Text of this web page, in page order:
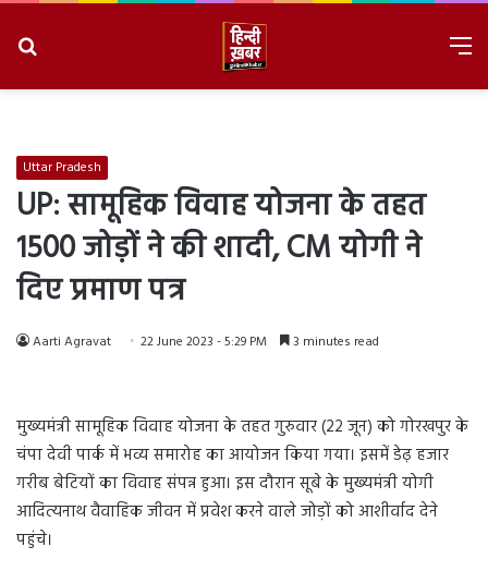
Uttar Pradesh
UP: सामूहिक विवाह योजना के तहत
1500 जोड़ों ने की शादी, CM योगी ने
दिए प्रमाण पत्र
Aarti Agravat 22 June 2023 - 5:29 PM 3 minutes read
मुख्यमंत्री सामूहिक विवाह योजना के तहत गुरुवार (22 जून) को गोरखपुर के
चंपा देवी पार्क में भव्य समारोह का आयोजन किया गया। इसमें डेढ़ हजार
गरीब बेटियों का विवाह संपन्न हुआ। इस दौरान सूबे के मुख्यमंत्री योगी
आदित्यनाथ वैवाहिक जीवन में प्रवेश करने वाले जोड़ों को आशीर्वाद देने
पहुंचे।